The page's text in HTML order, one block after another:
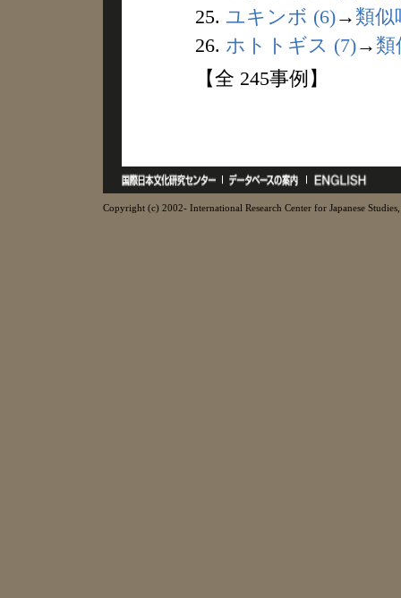
25. ユキンボ (6)→ 類似
26. ホトトギス (7)→ 類
【全 245事例】
Copyright (c) 2002- International Research Center for Japanese